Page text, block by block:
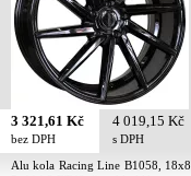
3 321,61 Kč
bez DPH
4 019,15 Kč
s DPH
Alu kola Racing Line B1058, 18x8